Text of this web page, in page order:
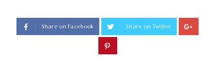
Share on Facebook Share on Twitter